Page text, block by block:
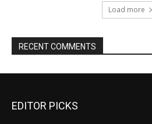
EDITOR PICKS